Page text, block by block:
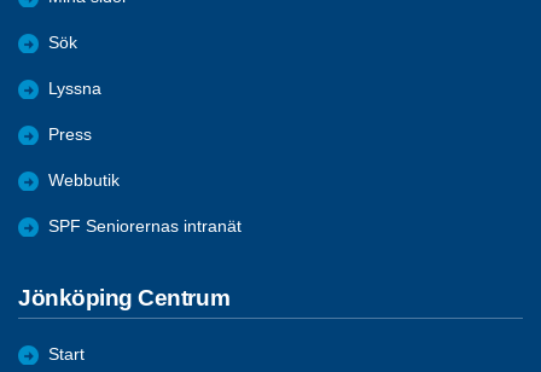
Sök
Lyssna
Press
Webbutik
SPF Seniorernas intranät
Jönköping Centrum
Start